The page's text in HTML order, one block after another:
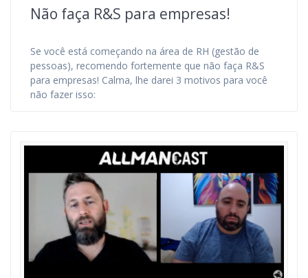
Não faça R&S para empresas!
Se você está começando na área de RH (gestão de
pessoas), recomendo fortemente que não faça R&S
para empresas! Calma, lhe darei 3 motivos para você
não fazer isso: